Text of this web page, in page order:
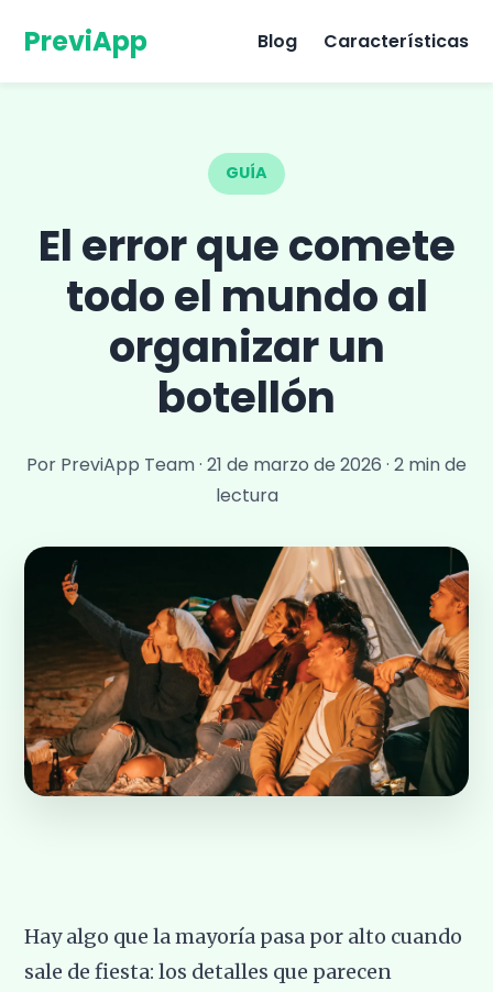
PreviApp Blog Características
GUÍA
El error que comete
todo el mundo al
organizar un
botellón
Por PreviApp Team· 21 de marzo de 2026 · 2 min de
lectura
Hay algo que la mayoría pasa por alto cuando
sale de fiesta: los detalles que parecen